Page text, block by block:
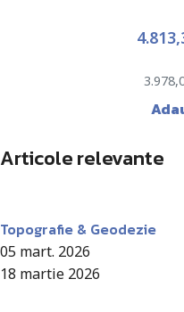
Articole relevante
Topografie & Geodezie
05 mart. 2026
18 martie 2026